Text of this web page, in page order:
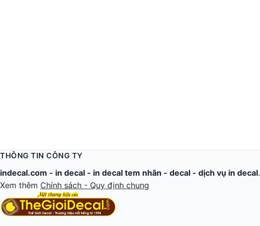
THÔNG TIN CÔNG TY
indecal.com - in decal - in decal tem nhãn - decal - dịch vụ in decal.
Xem thêm Chính sách - Quy định chung